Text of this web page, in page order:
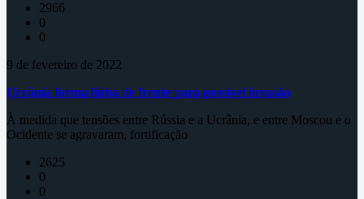
2966
0
0
9 de fevereiro de 2022
Ucrânia forma linha de frente para possível invasão
À medida que tensões entre Rússia e a Ucrânia, e entre Moscou e o
Ocidente se agravaram, fortificação
2625
0
0